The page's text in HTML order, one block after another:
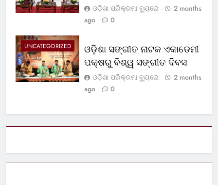
ଓଡ଼ିଶା ପରିକ୍ରମା ବ୍ୟୁରୋ
2 months
ago
0
UNCATEGORIZED
ଓଡ଼ିଶା ସଙ୍ଗୀତ ନାଟକ ଏକାଡେମୀ
ପକ୍ଷରୁ ବିଶ୍ୱ ସଙ୍ଗୀତ ଦିବସ
ଓଡ଼ିଶା ପରିକ୍ରମା ବ୍ୟୁରୋ
2 months
ago
0